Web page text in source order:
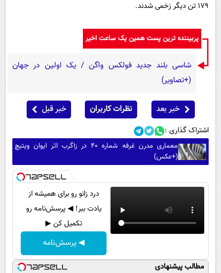
۱۷۹ تن دیگر زخمی شدند.
پربیننده ترین پست همین یک ساعت اخیر
شاسی بلند جدید فولکس واگن / یک اولین در جهان
(+تصاویر)
خبر بعد نظرات کاربران خبر قبل
اشتراک گذاری :
معماری مدرن غرفه شماره ۴۰ در زاگرب اثر ایوان ویتیچ
(+عکس)
درد زانو رو برای همیشه از
یادت ببر! ◀ پرسش‌نامه رو
تکمیل کن ▶
◀ پرسش‌نامه
مطالب پیشنهادی